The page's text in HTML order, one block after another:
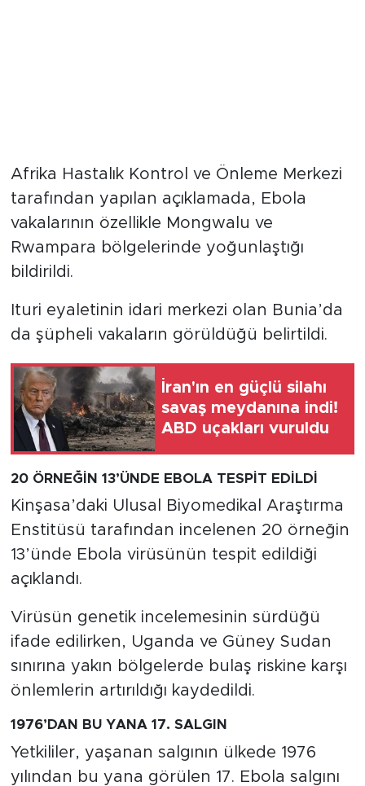
Afrika Hastalık Kontrol ve Önleme Merkezi
tarafından yapılan açıklamada, Ebola
vakalarının özellikle Mongwalu ve
Rwampara bölgelerinde yoğunlaştığı
bildirildi.
Ituri eyaletinin idari merkezi olan Bunia’da
da şüpheli vakaların görüldüğü belirtildi.
İran'ın en güçlü silahı
savaş meydanına indi!
ABD uçakları vuruldu
20 ÖRNEĞİN 13’ÜNDE EBOLA TESPİT EDİLDİ
Kinşasa’daki Ulusal Biyomedikal Araştırma
Enstitüsü tarafından incelenen 20 örneğin
13’ünde Ebola virüsünün tespit edildiği
açıklandı.
Virüsün genetik incelemesinin sürdüğü
ifade edilirken, Uganda ve Güney Sudan
sınırına yakın bölgelerde bulaş riskine karşı
önlemlerin artırıldığı kaydedildi.
1976’DAN BU YANA 17. SALGIN
Yetkililer, yaşanan salgının ülkede 1976
yılından bu yana görülen 17. Ebola salgını